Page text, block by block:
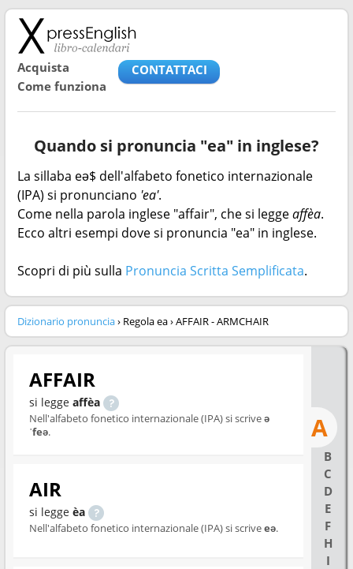
Acquista
Come funziona
CONTATTACI
Quando si pronuncia "ea" in inglese?
La sillaba eə$ dell'alfabeto fonetico internazionale
(IPA) si pronunciano 'ea'.
Come nella parola inglese "affair", che si leggeaffèa.
Ecco altri esempi dove si pronuncia "ea" in inglese.
Scopri di più sulla Pronuncia Scritta Semplificata.
Dizionario pronuncia› Regola ea › AFFAIR - ARMCHAIR
A
B
C
D
E
F
H
I
AFFAIR
si legge affèa
Nell'alfabeto fonetico internazionale (IPA) si scriveə
ˈfeə.
AIR
si legge èa
Nell'alfabeto fonetico internazionale (IPA) si scriveeə.